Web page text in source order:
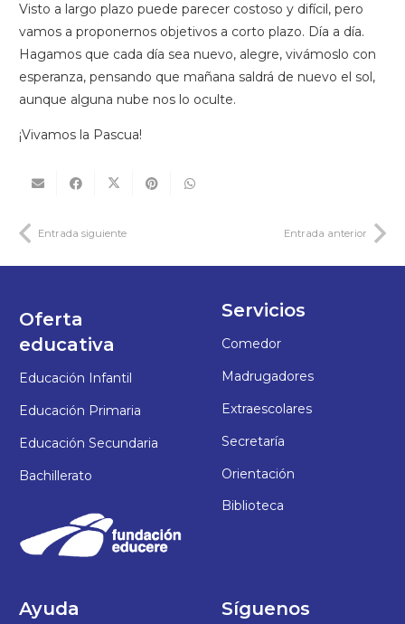
Visto a largo plazo puede parecer costoso y difícil, pero
vamos a proponernos objetivos a corto plazo. Día a día.
Hagamos que cada día sea nuevo, alegre, vivámoslo con
esperanza, pensando que mañana saldrá de nuevo el sol,
aunque alguna nube nos lo oculte.
¡Vivamos la Pascua!
Entrada siguiente Entrada anterior
Oferta
educativa
Educación Infantil
Educación Primaria
Educación Secundaria
Bachillerato
Servicios
Comedor
Madrugadores
Extraescolares
Secretaría
Orientación
Biblioteca
Ayuda Síguenos